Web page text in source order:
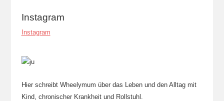
Instagram
Instagram
Hier schreibt Wheelymum über das Leben und den Alltag mit
Kind, chronischer Krankheit und Rollstuhl.